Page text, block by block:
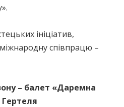
ініціатив,
співпрацю –
– балет «Даремна